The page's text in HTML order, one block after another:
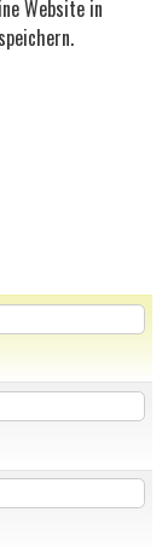
Website in